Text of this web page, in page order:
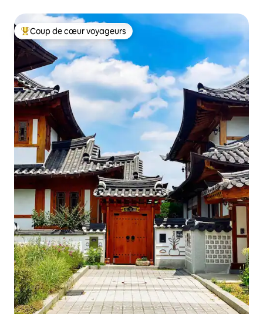
Coup de cœur voyageurs parmi les plus aimés
Coup de cœur voyageurs